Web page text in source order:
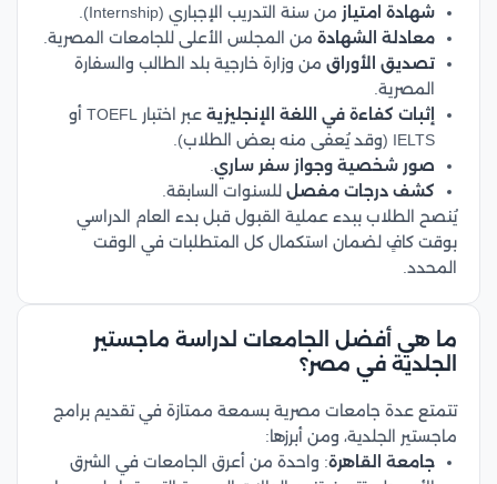
شهادة امتياز من سنة التدريب الإجباري (Internship).
معادلة الشهادة من المجلس الأعلى للجامعات المصرية.
تصديق الأوراق من وزارة خارجية بلد الطالب والسفارة
المصرية.
إثبات كفاءة في اللغة الإنجليزية
عبر اختبار TOEFL أو
IELTS (وقد يُعفى منه بعض الطلاب).
صور شخصية وجواز سفر ساري
كشف درجات مفصل للسنوات السابقة.
يُنصح الطلاب ببدء عملية القبول قبل بدء العام الدراسي
بوقت كافٍ لضمان استكمال كل المتطلبات في الوقت
المحدد.
ما هي أفضل الجامعات لدراسة ماجستير
الجلدية في مصر؟
تتمتع عدة جامعات مصرية بسمعة ممتازة في تقديم برامج
ماجستير الجلدية، ومن أبرزها:
جامعة القاهرة: واحدة من أعرق الجامعات في الشرق